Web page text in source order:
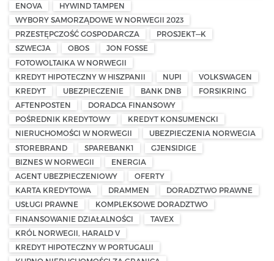
ENOVA
HYWIND TAMPEN
WYBORY SAMORZĄDOWE W NORWEGII 2023
PRZESTĘPCZOŚĆ GOSPODARCZA
PROSJEKT—K
SZWECJA
OBOS
JON FOSSE
FOTOWOLTAIKA W NORWEGII
KREDYT HIPOTECZNY W HISZPANII
NUPI
VOLKSWAGEN
KREDYT
UBEZPIECZENIE BANK DNB
FORSIKRING
AFTENPOSTEN
DORADCA FINANSOWY
POŚREDNIK KREDYTOWY
KREDYT KONSUMENCKI
NIERUCHOMOŚCI W NORWEGII
UBEZPIECZENIA NORWEGIA
STOREBRAND
SPAREBANK1
GJENSIDIGE
BIZNES W NORWEGII
ENERGIA
AGENT UBEZPIECZENIOWY
OFERTY
KARTA KREDYTOWA
DRAMMEN
DORADZTWO PRAWNE
USŁUGI PRAWNE
KOMPLEKSOWE DORADZTWO
FINANSOWANIE DZIAŁALNOŚCI
TAVEX
KRÓL NORWEGII, HARALD V
KREDYT HIPOTECZNY W PORTUGALII